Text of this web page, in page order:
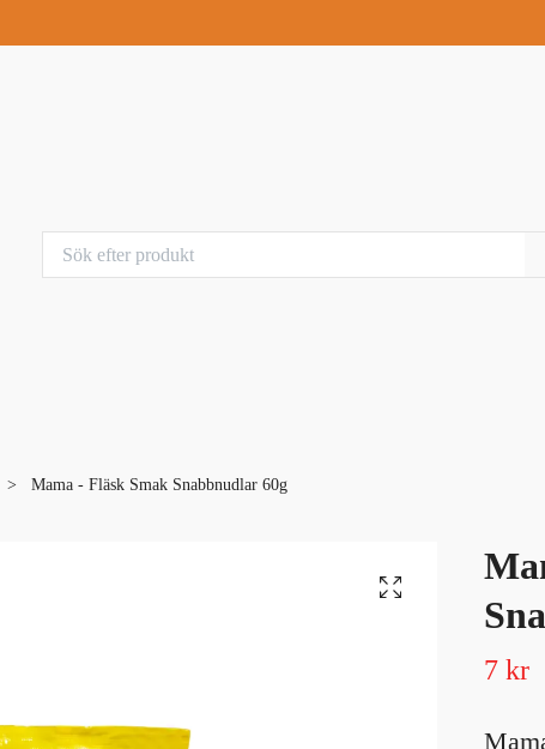
Mama - Fläsk Smak Snabbnudlar 60g
7 kr